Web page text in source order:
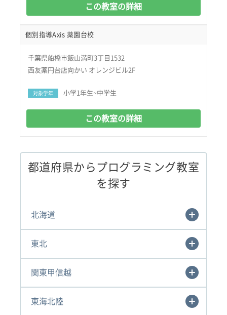
この教室の詳細
個別指導Axis 薬園台校
千葉県船橋市飯山満町3丁目1532
西友薬円台店向かい オレンジビル2F
対象学年 小学1年生~中学生
この教室の詳細
都道府県からプログラミング教室
を探す
北海道
東北
関東甲信越
東海北陸